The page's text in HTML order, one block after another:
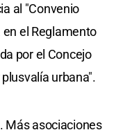
al "Convenio
el Reglamento
por el Concejo
urbana".
Más asociaciones